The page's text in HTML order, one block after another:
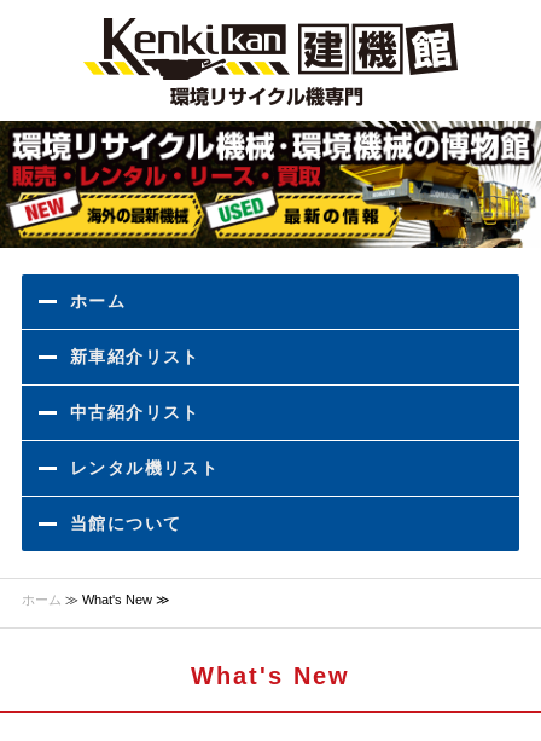
ホーム
新車紹介リスト
中古紹介リスト
レンタル機リスト
当館について
ホーム ≫ What's New ≫
What's New